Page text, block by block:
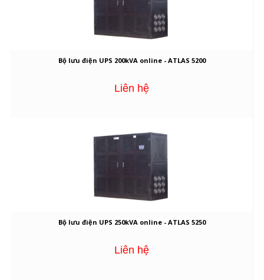
Bộ lưu điện UPS 200kVA online - ATLAS 5200
Liên hệ
Bộ lưu điện UPS 250kVA online - ATLAS 5250
Liên hệ